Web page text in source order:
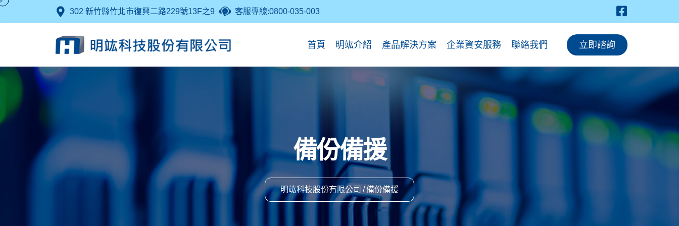
302 新竹縣竹北市復興二路229號13F之9 客服專線:0800-035-003
首頁 明竑介紹 產品解決方案 企業資安服務 聯絡我們 立即諮詢
備份備援
明竑科技股份有限公司 備份備援